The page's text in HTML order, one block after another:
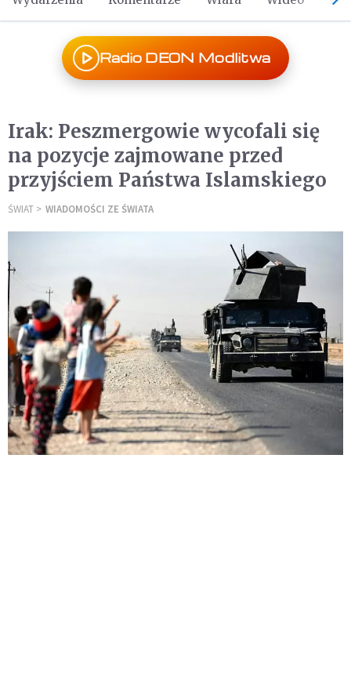
Radio DEON Modlitwa
Irak: Peszmergowie wycofali się
na pozycje zajmowane przed
przyjściem Państwa Islamskiego
ŚWIAT WIADOMOŚCI ZE ŚWIATA